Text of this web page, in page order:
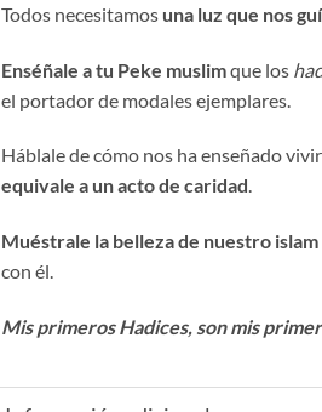
Todos necesitamos una luz que nos
Enséñale a tu Peke muslimque los
el portador de modales ejemplares.
Háblale de cómo nos ha enseñado
equivale a un acto de caridad.
Muéstrale la belleza de nuestro islam
con él.
Mis primeros Hadices, son mis